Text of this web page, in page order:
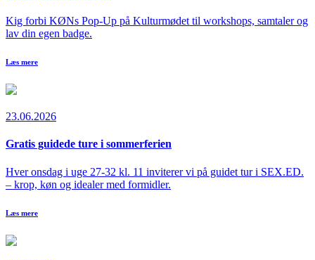
Kig forbi KØNs Pop-Up på Kulturmødet til workshops, samtaler og
lav din egen badge.
Læs mere
23.06.2026
Gratis guidede ture i sommerferien
Hver onsdag i uge 27-32 kl. 11 inviterer vi på guidet tur i SEX.ED.
– krop, køn og idealer med formidler.
Læs mere